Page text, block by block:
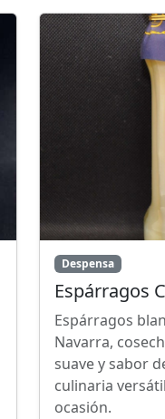
Despensa
Espárragos
Espárragos
Navarra,
suave y sabor
culinaria
ocasión.